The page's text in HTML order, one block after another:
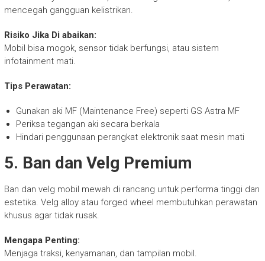
mencegah gangguan kelistrikan.
Risiko Jika Di abaikan:
Mobil bisa mogok, sensor tidak berfungsi, atau sistem
infotainment mati.
Tips Perawatan:
Gunakan aki MF (Maintenance Free) seperti GS Astra MF
Periksa tegangan aki secara berkala
Hindari penggunaan perangkat elektronik saat mesin mati
5. Ban dan Velg Premium
Ban dan velg mobil mewah di rancang untuk performa tinggi dan
estetika. Velg alloy atau forged wheel membutuhkan perawatan
khusus agar tidak rusak.
Mengapa Penting:
Menjaga traksi, kenyamanan, dan tampilan mobil.